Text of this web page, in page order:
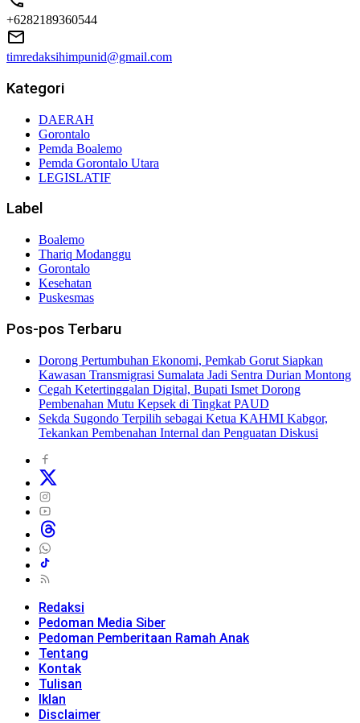
+6282189360544
timredaksihimpunid@gmail.com
Kategori
DAERAH
Gorontalo
Pemda Boalemo
Pemda Gorontalo Utara
LEGISLATIF
Label
Boalemo
Thariq Modanggu
Gorontalo
Kesehatan
Puskesmas
Pos-pos Terbaru
Dorong Pertumbuhan Ekonomi, Pemkab Gorut Siapkan
Kawasan Transmigrasi Sumalata Jadi Sentra Durian Montong
Cegah Ketertinggalan Digital, Bupati Ismet Dorong
Pembenahan Mutu Kepsek di Tingkat PAUD
Sekda Sugondo Terpilih sebagai Ketua KAHMI Kabgor,
Tekankan Pembenahan Internal dan Penguatan Diskusi
Redaksi
Pedoman Media Siber
Pedoman Pemberitaan Ramah Anak
Tentang
Kontak
Tulisan
Iklan
Disclaimer